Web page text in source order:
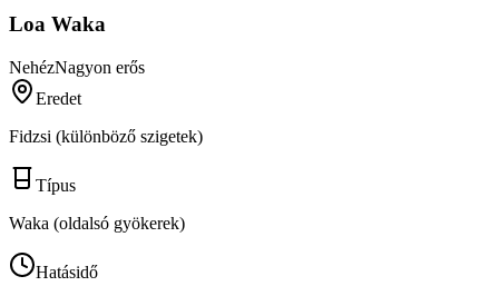
Loa Waka
NehézNagyon erős
Eredet
Fidzsi (különböző szigetek)
Típus
Waka (oldalsó gyökerek)
Hatásidő